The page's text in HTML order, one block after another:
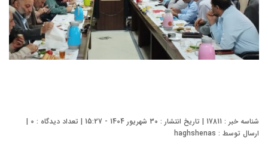
شناسه خبر : 17811 | تاریخ انتشار : 30 شهریور 1404 - 15:27 | تعداد دیدگاه : 0
|
ارسال توسط : haghshenas